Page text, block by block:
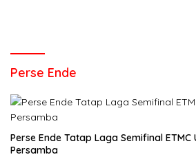
Perse Ende
Perse Ende Tatap Laga Semifinal ETMC
Persamba